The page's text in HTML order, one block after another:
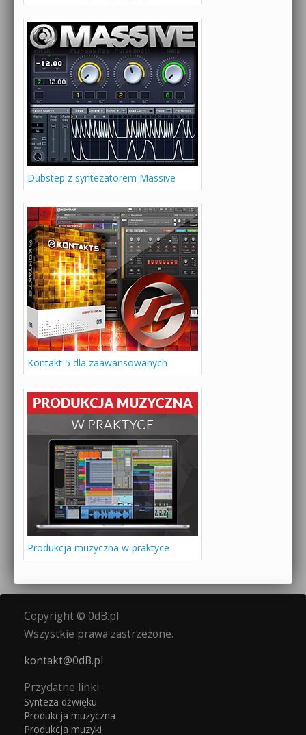
Dubstep z syntezatorem Massive
Kontakt 5 dla zaawansowanych
Produkcja muzyczna w praktyce
Copyright © 0dB.pl
Wszystkie prawa zastrzeżone.
kontakt@0dB.pl
Przydatne linki:
Synteza dźwięku
Produkcja muzyczna
Produkcja muzyki